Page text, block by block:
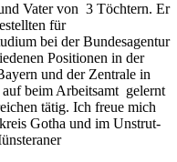
Vater von 3 Töchtern. Er
für
bei der Bundesagentur
Positionen in der
und der Zentrale in
beim Arbeitsamt gelernt
tätig. Ich freue mich
Gotha und im Unstrut-